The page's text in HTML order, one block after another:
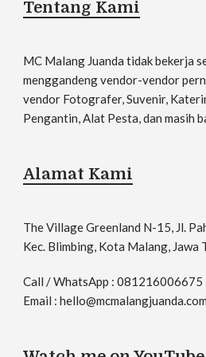
sangat profesional.
saudara pada bilang
hidup, nggak
sukses semuaa
sehat-sehat selalu
keluarga. Pokoknya
Salam sayang,
besar
Tentang Kami
MC Malang Juanda tidak bekerja
menggandeng vendor-vendor
vendor Fotografer, Suvenir,
Pengantin, Alat Pesta, dan masih
Alamat Kami
The Village Greenland N-15, Jl.
Kec. Blimbing, Kota Malang, Jawa
Call / WhatsApp : 081216006675
Email : hello@mcmalangjuanda.com